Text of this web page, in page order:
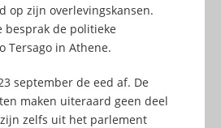
op zijn overlevingskansen.
besprak de politieke
Tersago in Athene.
september de eed af. De
maken uiteraard geen deel
zelfs uit het parlement